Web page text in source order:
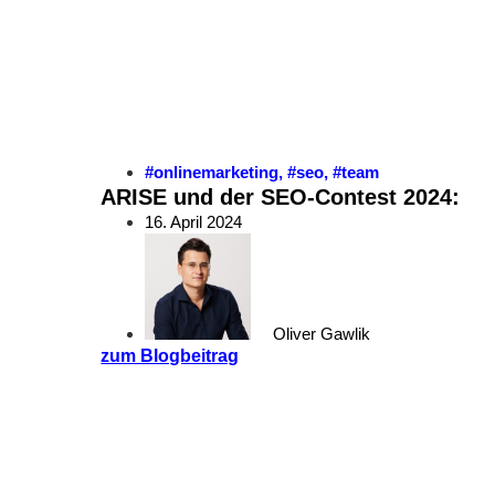
#onlinemarketing,#seo,#team
ARISE und der SEO-Contest 2024:
16. April 2024
Oliver Gawlik
zum Blogbeitrag